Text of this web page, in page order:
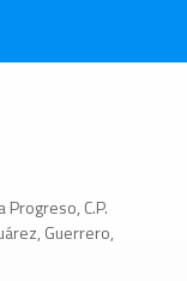
Progreso, C.P.
Guerrero,